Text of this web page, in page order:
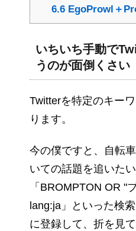
6.6EgoProwl＋
いちいち手動で
うのが面倒くさい
Twitterを特定のキー
ります。
今の僕ですと、自転
いての話題を追いた
「BROMPTON OR "
lang:ja」といった検
に登録して、折を見